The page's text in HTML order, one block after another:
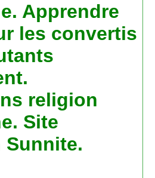
Apprendre
les convertis
religion
Site
Sunnite.